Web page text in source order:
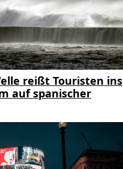
reißt Touristen ins
auf spanischer